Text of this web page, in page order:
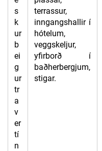
s
k
ur
b
ei
g
ur
tr
a
v
er
tí
n
terrassur,
inngangshallir í
hótelum,
veggskeljur,
yfirborð í
baðherbergjum,
stigar.